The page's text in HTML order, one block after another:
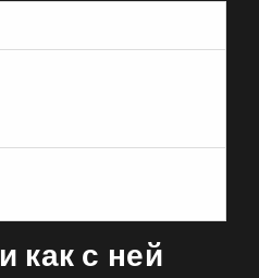
как с ней